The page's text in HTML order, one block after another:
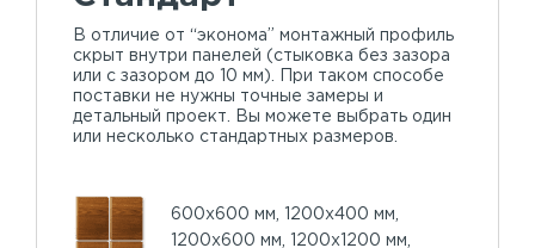
В отличие от “эконома” монтажный профиль
скрыт внутри панелей (стыковка без зазора
или с зазором до 10 мм). При таком способе
поставки не нужны точные замеры и
детальный проект. Вы можете выбрать один
или несколько стандартных размеров.
600х600 мм, 1200х400 мм,
1200х600 мм, 1200х1200 мм,